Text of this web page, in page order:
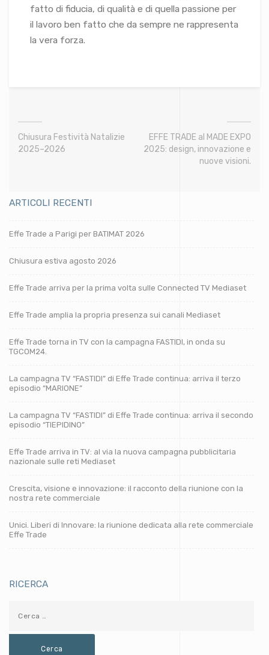
fatto di fiducia, di qualità e di quella passione per
il lavoro ben fatto che da sempre ne rappresenta
la vera forza.
Chiusura Festività Natalizie
2025–2026
EFFE TRADE al MADE EXPO
2025: design, innovazione e
nuove visioni.
ARTICOLI RECENTI
Effe Trade a Parigi per BATIMAT 2026
Chiusura estiva agosto 2026
Effe Trade arriva per la prima volta sulle Connected TV Mediaset
Effe Trade amplia la propria presenza sui canali Mediaset
Effe Trade torna in TV con la campagna FASTIDI, in onda su
TGCOM24.
La campagna TV “FASTIDI” di Effe Trade continua: arriva il terzo
episodio “MARIONE”
La campagna TV “FASTIDI” di Effe Trade continua: arriva il secondo
episodio “TIEPIDINO”
Effe Trade arriva in TV: al via la nuova campagna pubblicitaria
nazionale sulle reti Mediaset
Crescita, visione e innovazione: il racconto della riunione con la
nostra rete commerciale
Unici. Liberi di Innovare: la riunione dedicata alla rete commerciale
Effe Trade
RICERCA